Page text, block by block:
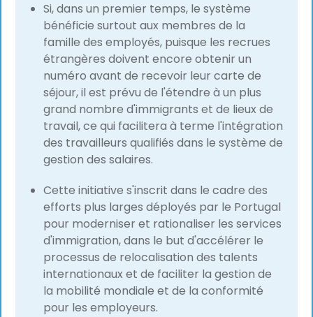
Si, dans un premier temps, le système
bénéficie surtout aux membres de la
famille des employés, puisque les recrues
étrangères doivent encore obtenir un
numéro avant de recevoir leur carte de
séjour, il est prévu de l'étendre à un plus
grand nombre d'immigrants et de lieux de
travail, ce qui facilitera à terme l'intégration
des travailleurs qualifiés dans le système de
gestion des salaires.
Cette initiative s'inscrit dans le cadre des
efforts plus larges déployés par le Portugal
pour moderniser et rationaliser les services
d'immigration, dans le but d'accélérer le
processus de relocalisation des talents
internationaux et de faciliter la gestion de
la mobilité mondiale et de la conformité
pour les employeurs.